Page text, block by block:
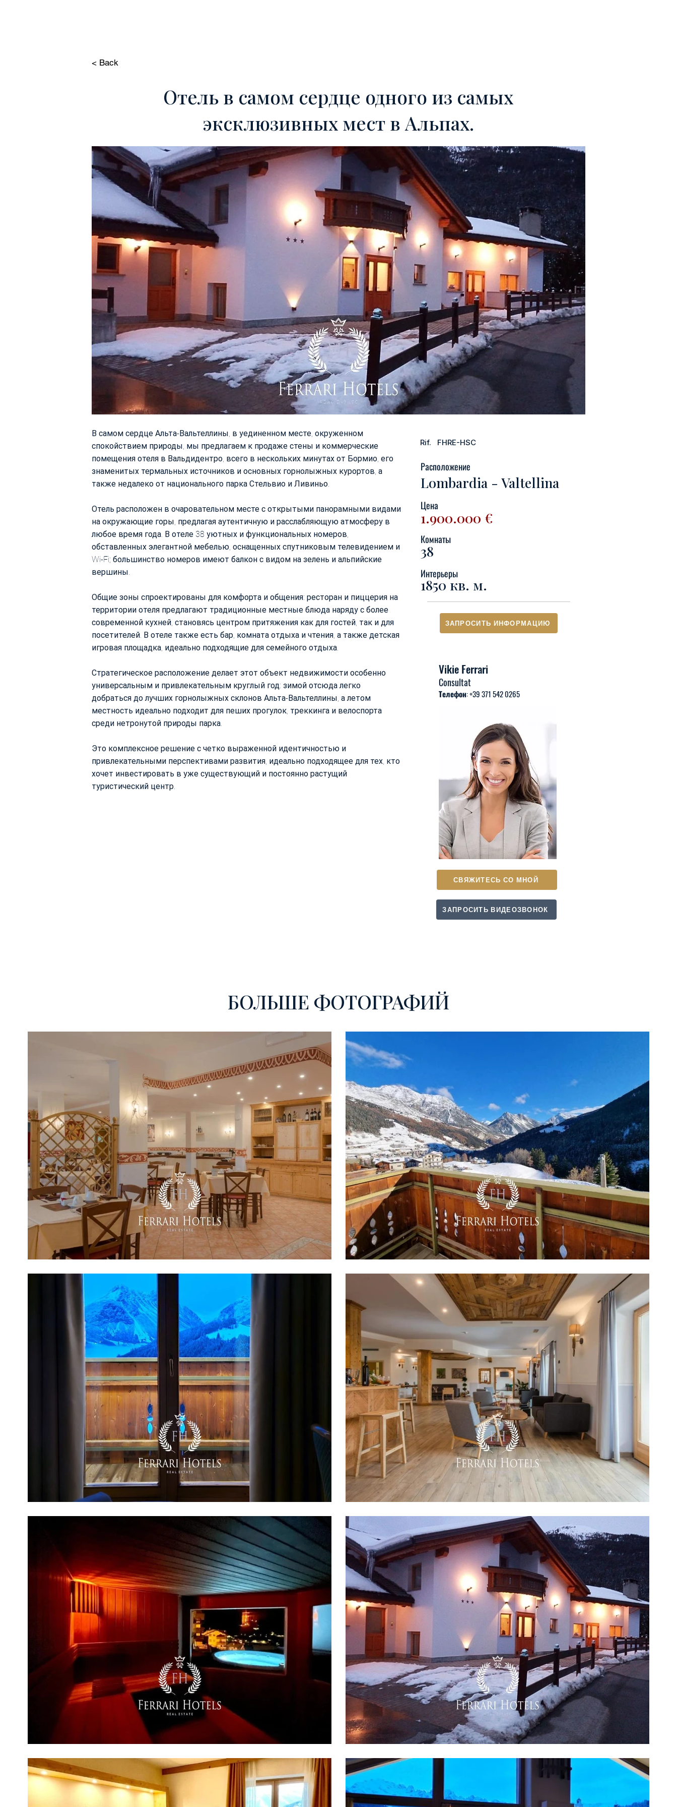
< Back
Отель в самом сердце одного из самых
эксклюзивных мест в Альпах.
В самом сердце Альта-Вальтеллины, в уединенном месте, окруженном
спокойствием природы, мы предлагаем к продаже стены и коммерческие
помещения отеля в Вальдидентро, всего в нескольких минутах от Бормио, его
знаменитых термальных источников и основных горнолыжных курортов, а
также недалеко от национального парка Стельвио и Ливиньо.
Отель расположен в очаровательном месте с открытыми панорамными видами
на окружающие горы, предлагая аутентичную и расслабляющую атмосферу в
любое время года. В отеле 38 уютных и функциональных номеров,
обставленных элегантной мебелью, оснащенных спутниковым телевидением и
Wi-Fi; большинство номеров имеют балкон с видом на зелень и альпийские
вершины.
Общие зоны спроектированы для комфорта и общения: ресторан и пиццерия на
территории отеля предлагают традиционные местные блюда наряду с более
современной кухней, становясь центром притяжения как для гостей, так и для
посетителей. В отеле также есть бар, комната отдыха и чтения, а также детская
игровая площадка, идеально подходящие для семейного отдыха.
Стратегическое расположение делает этот объект недвижимости особенно
универсальным и привлекательным круглый год: зимой отсюда легко
добраться до лучших горнолыжных склонов Альта-Вальтеллины, а летом
местность идеально подходит для пеших прогулок, треккинга и велоспорта
среди нетронутой природы парка.
Это комплексное решение с четко выраженной идентичностью и
привлекательными перспективами развития, идеально подходящее для тех, кто
хочет инвестировать в уже существующий и постоянно растущий
туристический центр.
Rif. FHRE-HSC
Расположение
Lombardia - Valtellina
Цена
1.900.000 €
Комнаты
38
Интерьеры
1850 кв. м.
ЗАПРОСИТЬ ИНФОРМАЦИЮ
Vikie Ferrari
Consultat
Телефон: +39 371 542 0265
СВЯЖИТЕСЬ СО МНОЙ
ЗАПРОСИТЬ ВИДЕОЗВОНОК
БОЛЬШЕ ФОТОГРАФИЙ